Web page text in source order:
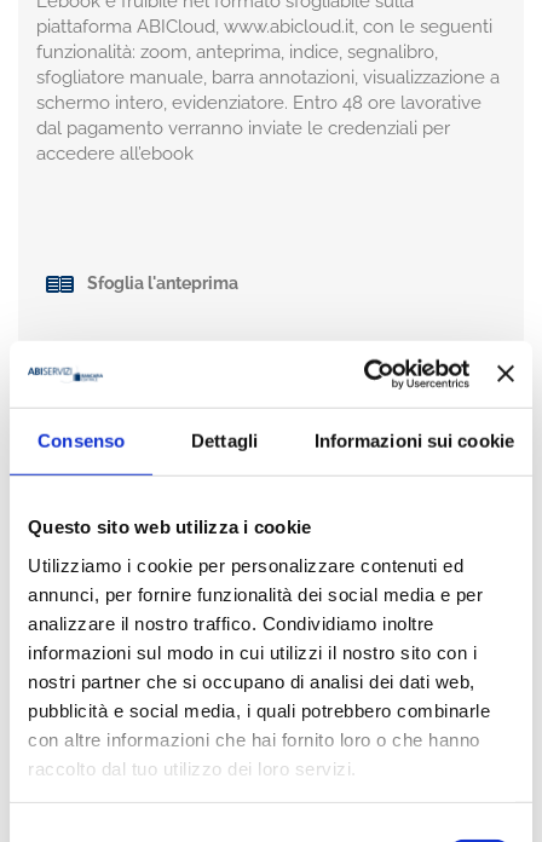
Consenso Dettagli Informazioni sui cookie
Questo sito web utilizza i cookie
Utilizziamo i cookie per personalizzare contenuti ed
annunci, per fornire funzionalità dei social media e per
analizzare il nostro traffico. Condividiamo inoltre
informazioni sul modo in cui utilizzi il nostro sito con i
nostri partner che si occupano di analisi dei dati web,
pubblicità e social media, i quali potrebbero combinarle
con altre informazioni che hai fornito loro o che hanno
raccolto dal tuo utilizzo dei loro servizi.
piattaforma ABICloud, www.abicloud.it, con le seguenti
funzionalità: zoom, anteprima, indice, segnalibro,
sfogliatore manuale, barra annotazioni, visualizzazione a
schermo intero, evidenziatore. Entro 48 ore lavorative
dal pagamento verranno inviate le credenziali per
accedere all’ebook
Sfoglia l'anteprima
Presentazione
Le esigenze che già emergevano dal contesto regolamentare
noto come Basilea 3 e dal cambiamento del contesto di
mercato delle banche hanno trovato ulteriore conferma nella
supervisione diretta della Banca Centrale Europea nell’ambito
del Single Supervisory Mechanism.
Per la banca, la nuova centralità strategica del cliente, in
particolare delle Pmi, richiede di modificare le politiche
creditizie, il contenuto e l’uso dei rating, le competenze
professionali e di management per valutare il rischio di credito